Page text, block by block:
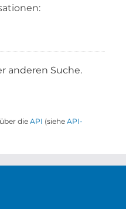
anderen Suche.
die API (siehe API-